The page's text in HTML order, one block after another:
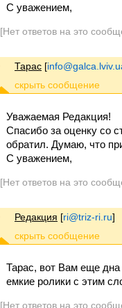
С уважением,
[Нет ответов на это
Тарас [
Уважаемая Редакция!
Спасибо за оценку со
обратил. Думаю, что
С уважением,
[Нет ответов на это
Редакция [ri@triz-ri.ru]
Тарас, вот Вам еще
емкие ролики с этим
[Нет ответов на это